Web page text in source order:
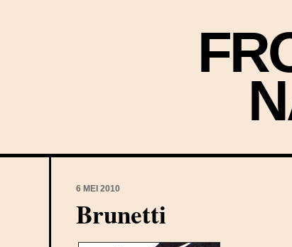
6 MEI 2010
Brunetti